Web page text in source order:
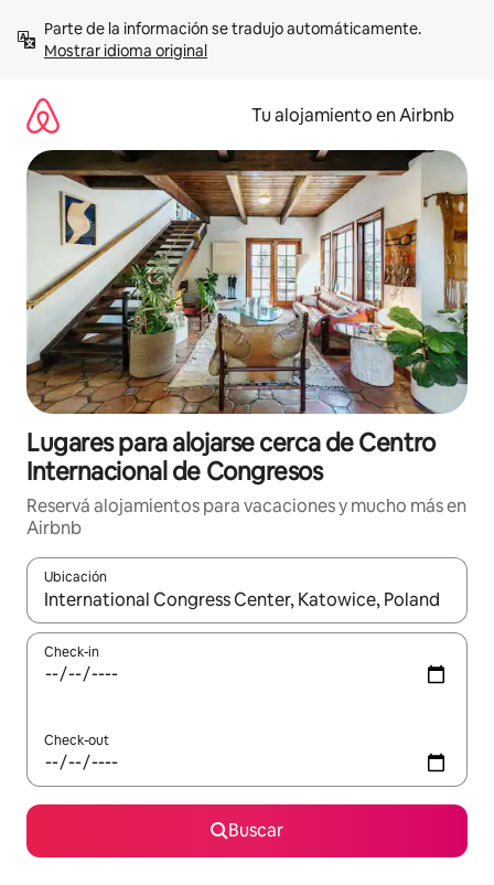
contenidoMostrar idioma original
Tu alojamiento en Airbnb
Lugares para alojarse cerca de Centro
Internacional de Congresos
Reservá alojamientos para vacaciones y mucho más en
Airbnb
Ubicación
Cuando los resultados estén disponibles, navegá con las
Check-in
Check-out
Buscar